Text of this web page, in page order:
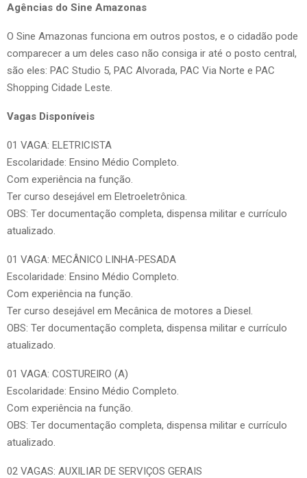
Agências do Sine Amazonas
O Sine Amazonas funciona em outros postos, e o cidadão pode
comparecer a um deles caso não consiga ir até o posto central,
são eles: PAC Studio 5, PAC Alvorada, PAC Via Norte e PAC
Shopping Cidade Leste.
Vagas Disponíveis
01 VAGA: ELETRICISTA
Escolaridade: Ensino Médio Completo.
Com experiência na função.
Ter curso desejável em Eletroeletrônica.
OBS: Ter documentação completa, dispensa militar e currículo
atualizado.
01 VAGA: MECÂNICO LINHA-PESADA
Escolaridade: Ensino Médio Completo.
Com experiência na função.
Ter curso desejável em Mecânica de motores a Diesel.
OBS: Ter documentação completa, dispensa militar e currículo
atualizado.
01 VAGA: COSTUREIRO (A)
Escolaridade: Ensino Médio Completo.
Com experiência na função.
OBS: Ter documentação completa, dispensa militar e currículo
atualizado.
02 VAGAS: AUXILIAR DE SERVIÇOS GERAIS